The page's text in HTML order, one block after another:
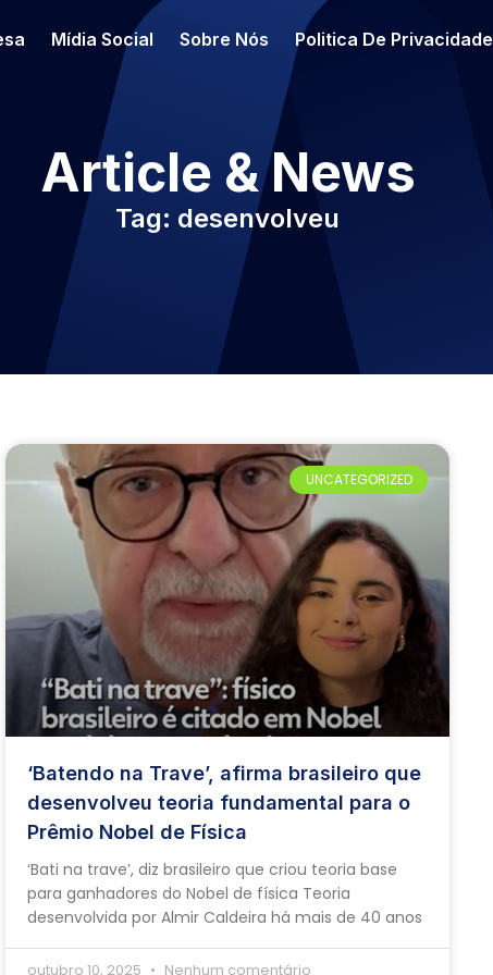
Mídia Social Sobre Nós Politica De Privacidade
Article & News
Tag: desenvolveu
UNCATEGORIZED
‘Batendo na Trave’, afirma brasileiro que
desenvolveu teoria fundamental para o
Prêmio Nobel de Física
‘Bati na trave’, diz brasileiro que criou teoria base
para ganhadores do Nobel de física Teoria
desenvolvida por Almir Caldeira há mais de 40 anos
outubro 10, 2025 Nenhum comentário